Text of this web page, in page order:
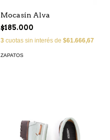
Mocasín Alva
$185.000
3 cuotas sin interés de $61.666,67
ZAPATOS